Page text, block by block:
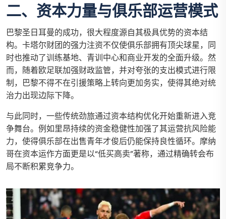
二、资本力量与俱乐部运营模式
巴黎圣日耳曼的成功，很大程度源自其极具优势的资本结
构。卡塔尔财团的强力注资不仅使俱乐部拥有顶尖球星，同
时也推动了训练基地、青训中心和商业开发的全面升级。然
而，随着欧足联加强财政监管，并对夸张的支出模式进行限
制，巴黎不得不在引援策略上转向更加务实，使得其绝对统
治力出现边际下降。
与此同时，一些传统劲旅通过资本结构优化开始重新进入竞
争舞台。例如里昂持续的资金稳健性加强了其运营抗风险能
力，使得俱乐部在出售青年才俊后仍能保持良性循环。摩纳
哥在资本运作方面更是以“低买高卖”著称，通过精确转会布
局不断积累竞争力。